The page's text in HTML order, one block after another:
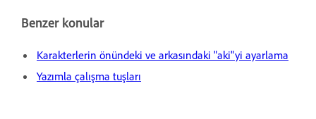
Benzer konular
Karakterlerin önündeki ve arkasındaki "aki"yi ayarlama
Yazımla çalışma tuşları